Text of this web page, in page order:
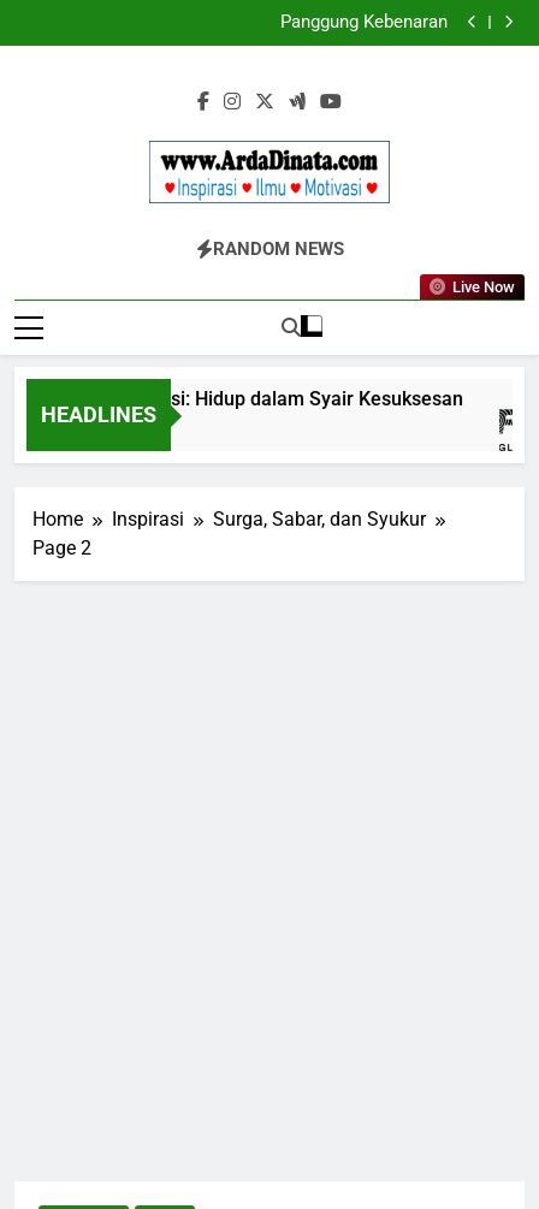
to
Cermin Retak
Ungkapan Gaul yang Wajib Diketahui untuk
Cermin Retak
Inspirasi, Ilmu, Dan Motivasi
RANDOM NEWS
Live Now
HEADLINES
Inspirasi: Hidup dalam Syair Kesuksesan
Home Inspirasi
Surga, Sabar, dan Syukur
Page 2